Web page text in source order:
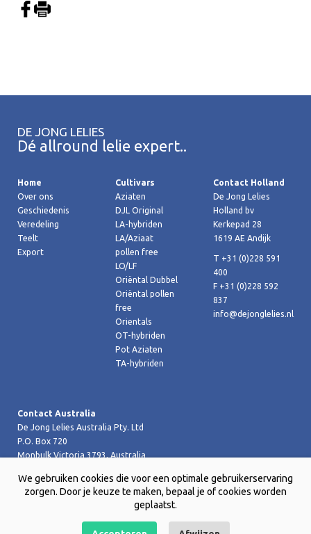
DE JONG LELIES
Dé allround lelie expert..
Home
Over ons
Geschiedenis
Veredeling
Teelt
Export
Cultivars
Aziaten
DJL Original
LA-hybriden
LA/Aziaat
pollen free
LO/LF
Oriëntal Dubbel
Oriëntal pollen
free
Orientals
OT-hybriden
Pot Aziaten
TA-hybriden
Contact Holland
De Jong Lelies
Holland bv
Kerkepad 28
1619 AE Andijk
T +31 (0)228 591
400
F +31 (0)228 592
837
info@dejonglelies.nl
Contact Australia
De Jong Lelies Australia Pty. Ltd
P.O. Box 720
Monbulk Victoria 3793, Australia
T +61 (0)359 619 188
F +61 (0)359 619 199 joost@dejongleliesaustralia.com.au
We gebruiken cookies die voor een optimale gebruikerservaring
zorgen. Door je keuze te maken, bepaal je of cookies worden
geplaatst.